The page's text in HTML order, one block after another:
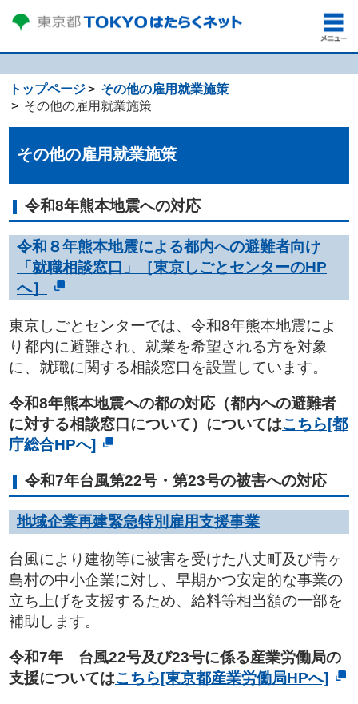
トップページ
その他の雇用就業施策
その他の雇用就業施策
その他の雇用就業施策
令和8年熊本地震への対応
令和８年熊本地震による都内への避難者向け
「就職相談窓口」［東京しごとセンターのHP
へ］
東京しごとセンターでは、令和8年熊本地震によ
り都内に避難され、就業を希望される方を対象
に、就職に関する相談窓口を設置しています。
令和8年熊本地震への都の対応（都内への避難者
に対する相談窓口について）についてはこちら[都
庁総合HPへ]
令和7年台風第22号・第23号の被害への対応
地域企業再建緊急特別雇用支援事業
台風により建物等に被害を受けた八丈町及び青ヶ
島村の中小企業に対し、早期かつ安定的な事業の
立ち上げを支援するため、給料等相当額の一部を
補助します。
令和7年 台風22号及び23号に係る産業労働局の
支援についてはこちら[東京都産業労働局HPへ]